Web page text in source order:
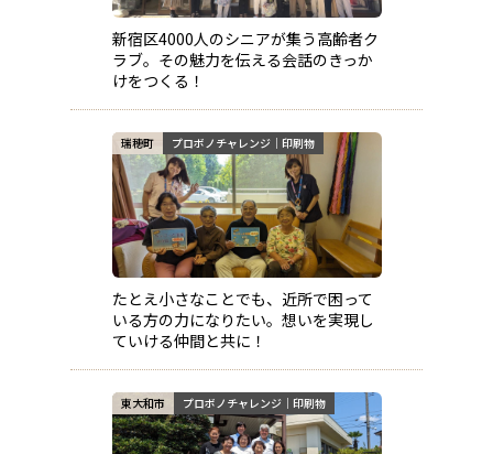
新宿区4000人のシニアが集う高齢者ク
ラブ。その魅力を伝える会話のきっか
けをつくる！
瑞穂町 プロボノチャレンジ｜印刷物
たとえ小さなことでも、近所で困って
いる方の力になりたい。想いを実現し
ていける仲間と共に！
東大和市 プロボノチャレンジ｜印刷物